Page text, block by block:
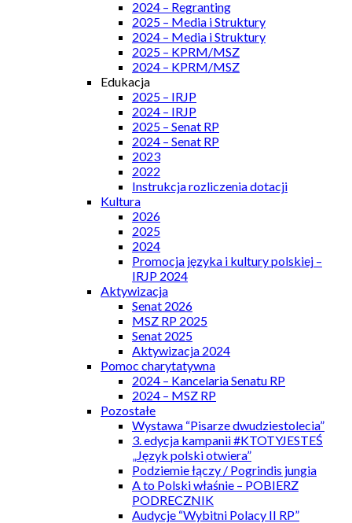
2024 – Regranting
2025 – Media i Struktury
2024 – Media i Struktury
2025 – KPRM/MSZ
2024 – KPRM/MSZ
Edukacja
2025 – IRJP
2024 – IRJP
2025 – Senat RP
2024 – Senat RP
2023
2022
Instrukcja rozliczenia dotacji
Kultura
2026
2025
2024
Promocja języka i kultury polskiej –
IRJP 2024
Aktywizacja
Senat 2026
MSZ RP 2025
Senat 2025
Aktywizacja 2024
Pomoc charytatywna
2024 – Kancelaria Senatu RP
2024 – MSZ RP
Pozostałe
Wystawa “Pisarze dwudziestolecia”
3. edycja kampanii #KTOTYJESTEŚ
„Język polski otwiera”
Podziemie łączy / Pogrindis jungia
A to Polski właśnie – POBIERZ
PODRECZNIK
Audycje “Wybitni Polacy II RP”